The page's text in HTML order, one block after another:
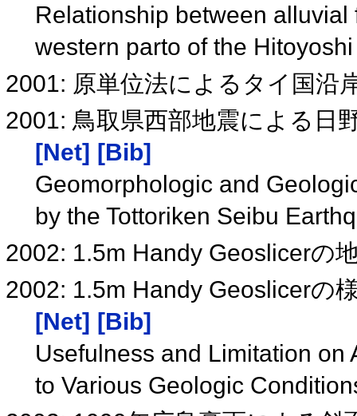
Relationship between
western parto of the
2001: 原単位法によるタイ国沿
2001: 鳥取県西部地震による日
[Net] [Bib]
Geomorphologic and
by the Tottoriken Seibu
2002: 1.5m Handy Geoslicerの
2002: 1.5m Handy Geoslicerの
[Net] [Bib]
Usefulness and Limitation on
to Various Geologic